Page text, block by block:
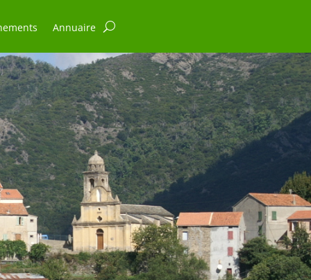
Annuaire